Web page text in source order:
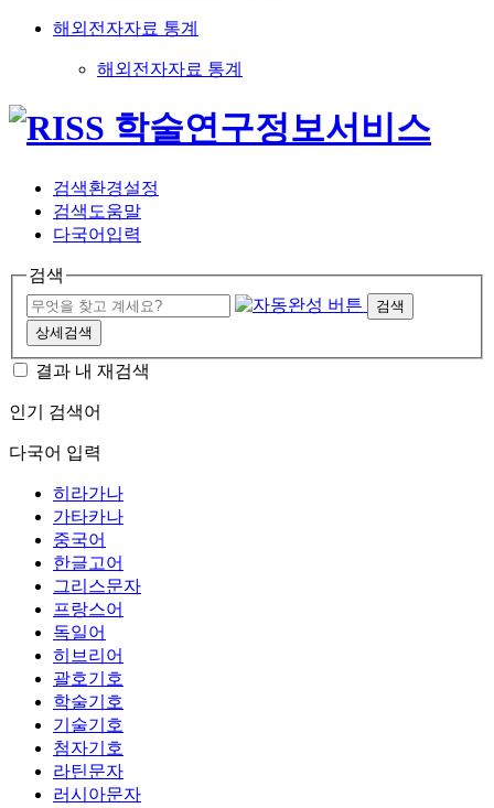
해외전자자료 통계
해외전자자료 통계
검색환경설정
검색도움말
다국어입력
검색
검색
상세검색
결과 내 재검색
인기 검색어
다국어 입력
히라가나
가타카나
중국어
한글고어
그리스문자
프랑스어
독일어
히브리어
괄호기호
학술기호
기술기호
첨자기호
라틴문자
러시아문자